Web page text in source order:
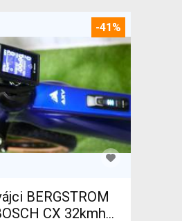
-41%
BERGSTROM
CX 32kmh